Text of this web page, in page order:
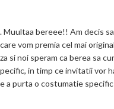
Muultaa bereee!! Am decis
vom premia cel mai
si noi speram ca berea sa
in timp ce invitatii vor
a purta o costumatie specific